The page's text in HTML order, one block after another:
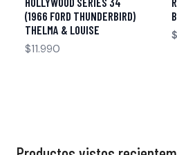
(1966 FORD THUNDERBIRD)
THELMA & LOUISE
$11.990